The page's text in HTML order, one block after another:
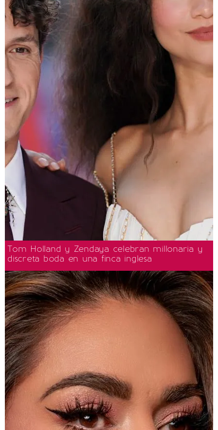
Tom Holland y Zendaya celebran millonaria y
discreta boda en una finca inglesa